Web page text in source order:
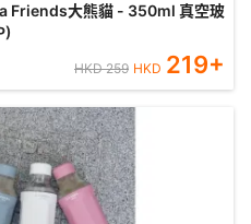
Friends大熊貓 - 350ml 真空玻
HKD259 HKD 219+